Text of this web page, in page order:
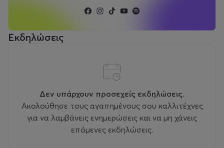
Εκδηλώσεις
Δεν υπάρχουν προσεχείς εκδηλώσεις.
Ακολούθησε τους αγαπημένους σου καλλιτέχνες
για να λαμβάνεις ενημερώσεις και να μη χάνεις
επόμενες εκδηλώσεις.